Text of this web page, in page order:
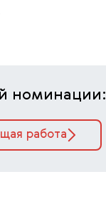
номинации:
работа